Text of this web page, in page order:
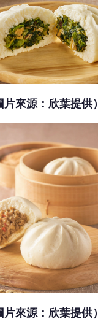
來源：欣葉提供）
來源：欣葉提供）